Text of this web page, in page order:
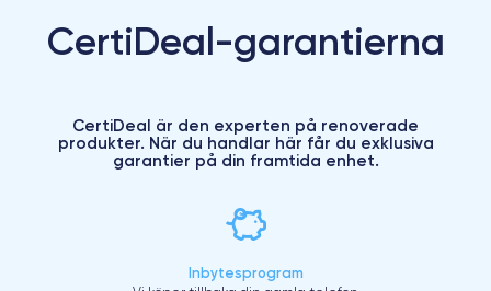
CertiDeal-garantierna
CertiDeal är den experten på renoverade
produkter. När du handlar här får du exklusiva
garantier på din framtida enhet.
Inbytesprogram